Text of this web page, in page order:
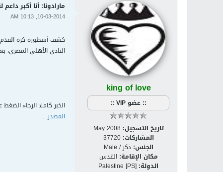
king of love
:: عضو VIP ::
تاريخ التسجيل: May 2008
المشاركات: 37720
الجنس: ذكر / Male
مكان الإقامة: القدس
الدولة: Palestine [PS]
مارادونا: أنا أكبر
10-03-2014, 10:13 AM
كشف أسطورة كرة القدم
النادي الأهلي المصري،
الخبر كاملا الرجاء الضغط
المصدر ...